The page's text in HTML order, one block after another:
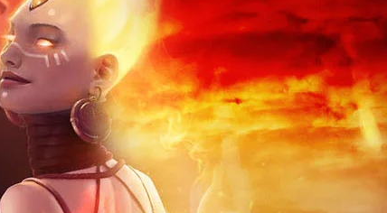
DNF 传奇4
剑网3旗舰版 新天龙八部
诛仙世界 新仙侠5